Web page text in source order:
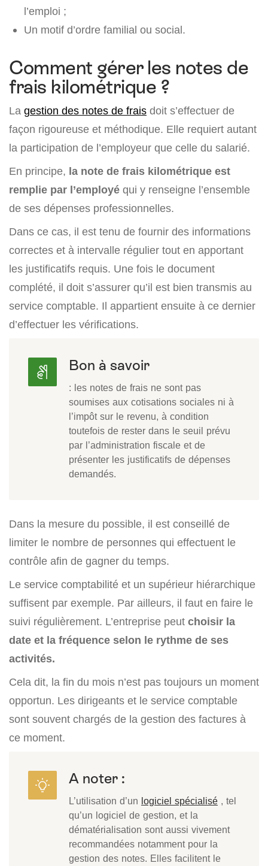
l’emploi ;
Un motif d’ordre familial ou social.
Comment gérer les notes de
frais kilométrique ?
La gestion des notes de frais doit s’effectuer de
façon rigoureuse et méthodique. Elle requiert autant
la participation de l’employeur que celle du salarié.
En principe, la note de frais kilométrique est
remplie par l’employé qui y renseigne l’ensemble
de ses dépenses professionnelles.
Dans ce cas, il est tenu de fournir des informations
correctes et à intervalle régulier tout en apportant
les justificatifs requis. Une fois le document
complété, il doit s’assurer qu’il est bien transmis au
service comptable. Il appartient ensuite à ce dernier
d’effectuer les vérifications.
Bon à savoir
: les notes de frais ne sont pas
soumises aux cotisations sociales ni à
l’impôt sur le revenu, à condition
toutefois de rester dans le seuil prévu
par l’administration fiscale et de
présenter les justificatifs de dépenses
demandés.
Dans la mesure du possible, il est conseillé de
limiter le nombre de personnes qui effectuent le
contrôle afin de gagner du temps.
Le service comptabilité et un supérieur hiérarchique
suffisent par exemple. Par ailleurs, il faut en faire le
suivi régulièrement. L’entreprise peut choisir la
date et la fréquence selon le rythme de ses
activités.
Cela dit, la fin du mois n’est pas toujours un moment
opportun. Les dirigeants et le service comptable
sont souvent chargés de la gestion des factures à
ce moment.
A noter :
L’utilisation d’un logiciel spécialisé , tel
qu’un logiciel de gestion, et la
dématérialisation sont aussi vivement
recommandées notamment pour la
gestion des notes. Elles facilitent le